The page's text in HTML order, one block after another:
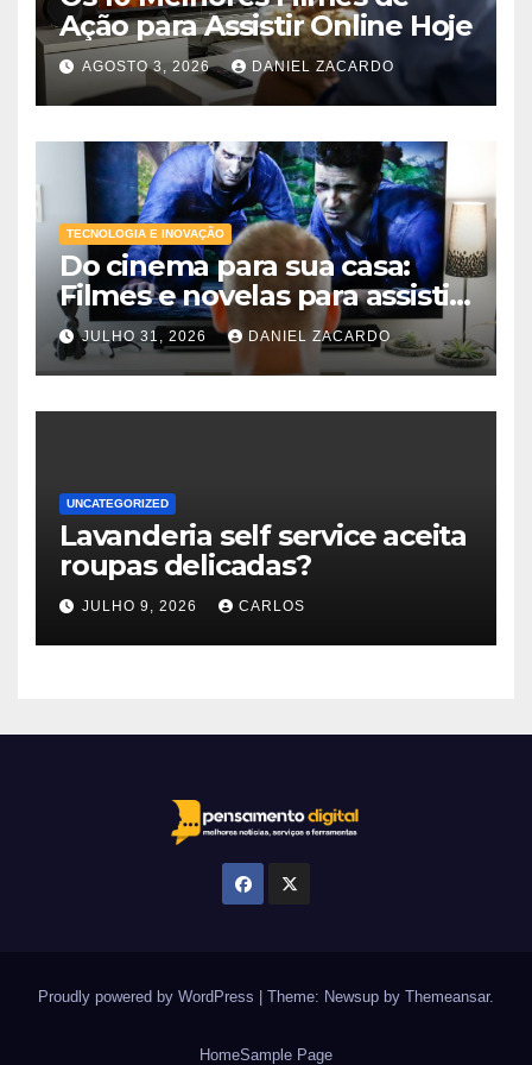
Ação para Assistir Online Hoje
AGOSTO 3, 2026 DANIEL ZACARDO
TECNOLOGIA E INOVAÇÃO
Do cinema para sua casa:
Filmes e novelas para assistir
online agora
JULHO 31, 2026 DANIEL ZACARDO
UNCATEGORIZED
Lavanderia self service aceita
roupas delicadas?
JULHO 9, 2026 CARLOS
Proudly powered by WordPress Theme: Newsup by Themeansar.
HomeSample Page